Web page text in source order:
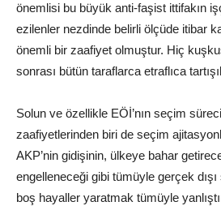
önemlisi bu büyük anti-faşist ittifakın
ezilenler nezdinde belirli ölçüde itibar
önemli bir zaafiyet olmuştur. Hiç
sonrası bütün taraflarca etraflıca
Solun ve özellikle EÖİ’nın seçim
zaafiyetlerinden biri de seçim
AKP’nin gidişinin, ülkeye bahar
engelleneceği gibi tümüyle gerçek
boş hayaller yaratmak tümüyle